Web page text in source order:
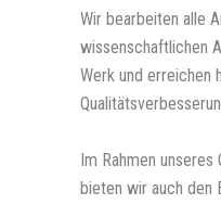
Wir bearbeiten alle
wissenschaftlichen
Werk und erreichen
Im Rahmen
bieten wir auch den